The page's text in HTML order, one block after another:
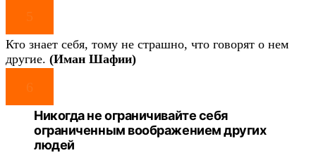
5
Кто знает себя, тому не страшно, что говорят о нем
другие. (Иман Шафии)
6
Никогда не ограничивайте себя
ограниченным воображением других
людей